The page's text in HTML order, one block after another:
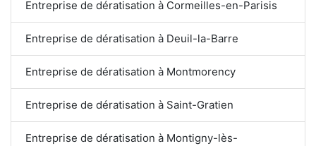
Entreprise de dératisation à Cormeilles-en-Parisis
Entreprise de dératisation à Deuil-la-Barre
Entreprise de dératisation à Montmorency
Entreprise de dératisation à Saint-Gratien
Entreprise de dératisation à Montigny-lès-